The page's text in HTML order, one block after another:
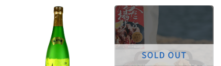
漬。春獲れ”ぼら”の卵巣を森田酒造の大
吟醸粕ペーストに漬け熟成させた、至極
の逸品。
イルで焼いた牡蠣は、口一杯に潮の香り
と旨みが拡がる自慢の逸品です。